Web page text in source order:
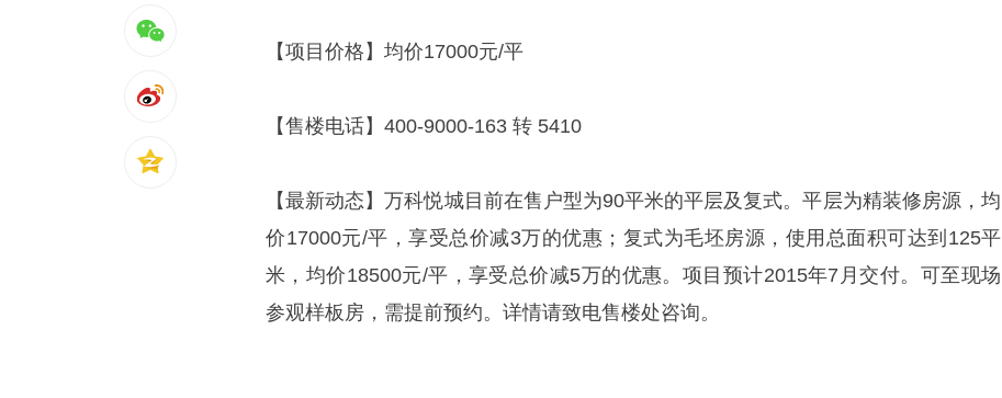
【项目价格】均价17000元/平
【售楼电话】400-9000-163 转 5410
【最新动态】万科悦城目前在售户型为90平米的平层及复式。平层为精装修房源，均
价17000元/平，享受总价减3万的优惠；复式为毛坯房源，使用总面积可达到125平
米，均价18500元/平，享受总价减5万的优惠。项目预计2015年7月交付。可至现场
参观样板房，需提前预约。详情请致电售楼处咨询。